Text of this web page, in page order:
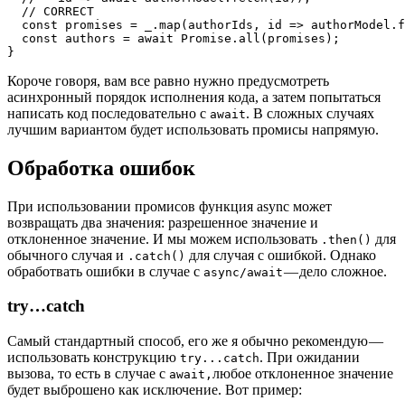
  // CORRECT
const promises = _.map(authorIds, id =>
  const authors = await Promise.all(promises);
}
Короче говоря, вам все равно нужно предусмотреть
асинхронный порядок исполнения кода, а затем попытаться
написать код последовательно с await. В сложных случаях
лучшим вариантом будет использовать промисы напрямую.
Обработка ошибок
При использовании промисов функция async может
возвращать два значения: разрешенное значение и
отклоненное значение. И мы можем использовать .then() для
обычного случая и .catch() для случая с ошибкой. Однако
обработвать ошибки в случае с async/await— дело сложное.
try…catch
Самый стандартный способ, его же я обычно рекомендую —
использовать конструкцию try...catch. При ожидании
вызова, то есть в случае с await, любое отклоненное значение
будет выброшено как исключение. Вот пример: